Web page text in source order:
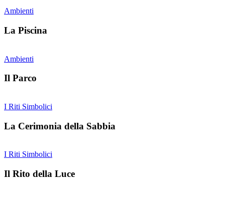
Ambienti
La Piscina
Ambienti
Il Parco
I Riti Simbolici
La Cerimonia della Sabbia
I Riti Simbolici
Il Rito della Luce